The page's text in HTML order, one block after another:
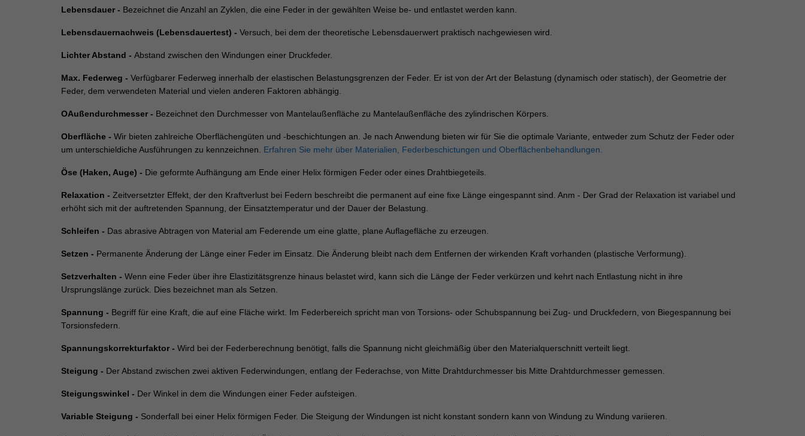
Lebensdauer - Bezeichnet die Anzahl an Zyklen, die eine Feder in der gewählten Weise be- und entlastet werden kann.
Lebensdauernachweis (Lebensdauertest) - Versuch, bei dem der theoretische Lebensdauerwert praktisch nachgewiesen wird.
Lichter Abstand - Abstand zwischen den Windungen einer Druckfeder.
Max. Federweg - Verfügbarer Federweg innerhalb der elastischen Belastungsgrenzen der Feder. Er ist von der Art der Belastung (dynamisch oder statisch), der Geometrie der
Feder, dem verwendeten Material und vielen anderen Faktoren abhängig.
OAußendurchmesser - Bezeichnet den Durchmesser von Mantelaußenfläche zu Mantelaußenfläche des zylindrischen Körpers.
Oberfläche - Wir bieten zahlreiche Oberflächengüten und -beschichtungen an. Je nach Anwendung bieten wir für Sie die optimale Variante, entweder zum Schutz der Feder oder
um unterschieldiche Ausführungen zu kennzeichnen. Erfahren Sie mehr über Materialien, Federbeschictungen und Oberflächenbehandlungen.
Öse (Haken, Auge) - Die geformte Aufhängung am Ende einer Helix förmigen Feder oder eines Drahtbiegeteils.
Relaxation - Zeitversetzter Effekt, der den Kraftverlust bei Federn beschreibt die permanent auf eine fixe Länge eingespannt sind. Anm - Der Grad der Relaxation ist variabel und
erhöht sich mit der auftretenden Spannung, der Einsatztemperatur und der Dauer der Belastung.
Schleifen - Das abrasive Abtragen von Material am Federende um eine glatte, plane Auflagefläche zu erzeugen.
Setzen - Permanente Änderung der Länge einer Feder im Einsatz. Die Änderung bleibt nach dem Entfernen der wirkenden Kraft vorhanden (plastische Verformung).
Setzverhalten - Wenn eine Feder über ihre Elastizitätsgrenze hinaus belastet wird, kann sich die Länge der Feder verkürzen und kehrt nach Entlastung nicht in ihre
Ursprungslänge zurück. Dies bezeichnet man als Setzen.
Spannung - Begriff für eine Kraft, die auf eine Fläche wirkt. Im Federbereich spricht man von Torsions- oder Schubspannung bei Zug- und Druckfedern, von Biegespannung bei
Torsionsfedern.
Spannungskorrekturfaktor - Wird bei der Federberechnung benötigt, falls die Spannung nicht gleichmäßig über den Materialquerschnitt verteilt liegt.
Steigung - Der Abstand zwischen zwei aktiven Federwindungen, entlang der Federachse, von Mitte Drahtdurchmesser bis Mitte Drahtdurchmesser gemessen.
Steigungswinkel - Der Winkel in dem die Windungen einer Feder aufsteigen.
Variable Steigung - Sonderfall bei einer Helix förmigen Feder. Die Steigung der Windungen ist nicht konstant sondern kann von Windung zu Windung variieren.